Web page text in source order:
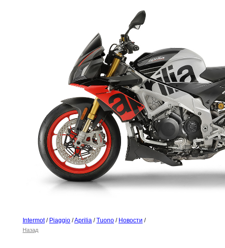
Intermot/ Piaggio /Aprilia /Tuono / Новости /
Назад